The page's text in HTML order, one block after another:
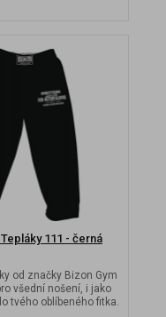
111 - černá
od značky Bizon Gym
všední nošení, i jako
tvého oblíbeného fitka.